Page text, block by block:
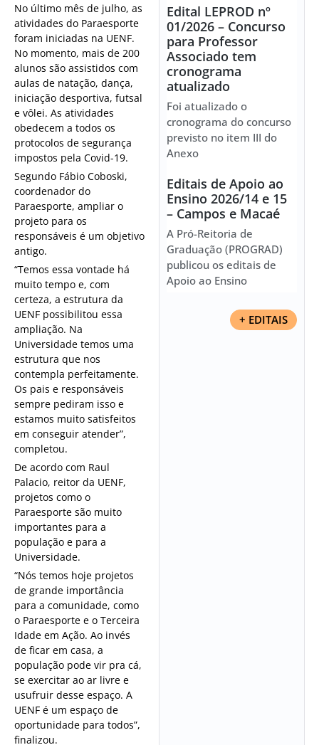
No último mês de julho, as
atividades do Paraesporte
foram iniciadas na UENF.
No momento, mais de 200
alunos são assistidos com
aulas de natação, dança,
iniciação desportiva, futsal
e vôlei. As atividades
obedecem a todos os
protocolos de segurança
impostos pela Covid-19.
Segundo Fábio Coboski,
coordenador do
Paraesporte, ampliar o
projeto para os
responsáveis é um objetivo
antigo.
“Temos essa vontade há
muito tempo e, com
certeza, a estrutura da
UENF possibilitou essa
ampliação. Na
Universidade temos uma
estrutura que nos
contempla perfeitamente.
Os pais e responsáveis
sempre pediram isso e
estamos muito satisfeitos
em conseguir atender”,
completou.
De acordo com Raul
Palacio, reitor da UENF,
projetos como o
Paraesporte são muito
importantes para a
população e para a
Universidade.
“Nós temos hoje projetos
de grande importância
para a comunidade, como
o Paraesporte e o Terceira
Idade em Ação. Ao invés
de ficar em casa, a
população pode vir pra cá,
se exercitar ao ar livre e
usufruir desse espaço. A
UENF é um espaço de
oportunidade para todos”,
finalizou.
Edital LEPROD nº
01/2026 – Concurso
para Professor
Associado tem
cronograma
atualizado
Foi atualizado o
cronograma do concurso
previsto no item III do
Anexo
Editais de Apoio ao
Ensino 2026/14 e 15
– Campos e Macaé
A Pró-Reitoria de
Graduação (PROGRAD)
publicou os editais de
Apoio ao Ensino
+ EDITAIS